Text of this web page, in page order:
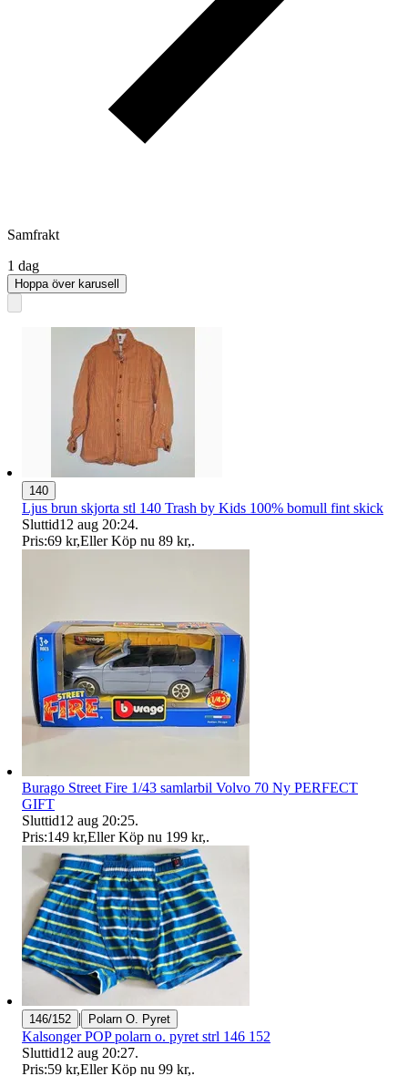
Samfrakt
1 dag
Hoppa över karusell
140
Ljus brun skjorta stl 140 Trash by Kids 100% bomull fint skick
Sluttid12 aug 20:24.
Pris:69 kr,Eller Köp nu 89 kr,.
Burago Street Fire 1/43 samlarbil Volvo 70 Ny PERFECT
GIFT
Sluttid12 aug 20:25.
Pris:149 kr,Eller Köp nu 199 kr,.
146/152 | Polarn O. Pyret
Kalsonger POP polarn o. pyret strl 146 152
Sluttid12 aug 20:27.
Pris:59 kr,Eller Köp nu 99 kr,.